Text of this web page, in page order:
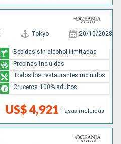
Tokyo 20/10/2028
US$ 4,921 Tasas incluidas
Bebidas sin alcohol ilimitadas
Propinas incluidas
Todos los restaurantes incluidos
Cruceros 100% adultos